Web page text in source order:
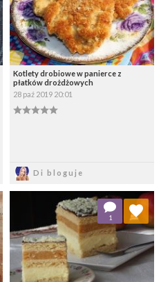
Kotlety drobiowe w panierce z
płatków drożdżowych
28 paź 2019 20:01
Di bloguje
1
Dodaj do ulubionych
Wybierz listę: